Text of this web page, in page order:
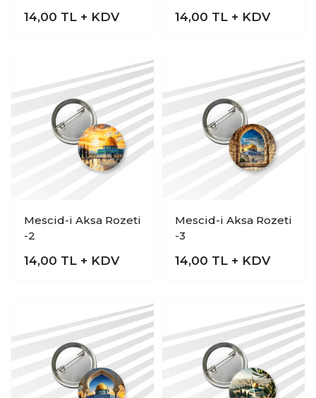
14,00 TL + KDV 14,00 TL + KDV
Mescid-i Aksa Rozeti
-2
14,00 TL + KDV
Mescid-i Aksa Rozeti
-3
14,00 TL + KDV